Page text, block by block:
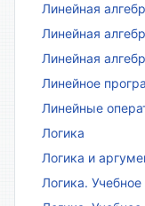
Линейная
Линейная
Линейная
Линейное
Линейные
Логика
Логика и
Логика.